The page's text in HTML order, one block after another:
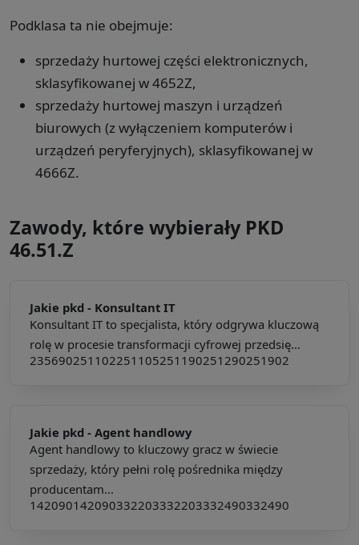
Podklasa ta nie obejmuje:
sprzedaży hurtowej części elektronicznych,
sklasyfikowanej w 4652Z,
sprzedaży hurtowej maszyn i urządzeń
biurowych (z wyłączeniem komputerów i
urządzeń peryferyjnych), sklasyfikowanej w
4666Z.
Zawody, które wybierały PKD
46.51.Z
Jakie pkd - Konsultant IT
Konsultant IT to specjalista, który odgrywa kluczową
rolę w procesie transformacji cyfrowej przedsię...
235690251102251105251190251290251902
Jakie pkd - Agent handlowy
Agent handlowy to kluczowy gracz w świecie
sprzedaży, który pełni rolę pośrednika między
producentam...
142090142090332203332203332490332490